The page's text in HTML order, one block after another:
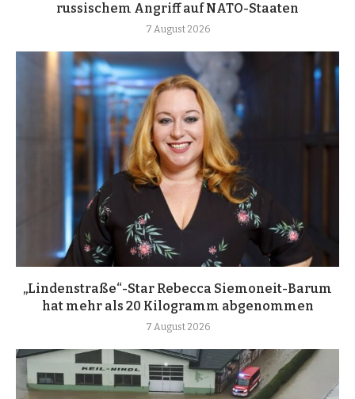
russischem Angriff auf NATO-Staaten
7 August 2026
„Lindenstraße“-Star Rebecca Siemoneit-Barum
hat mehr als 20 Kilogramm abgenommen
7 August 2026